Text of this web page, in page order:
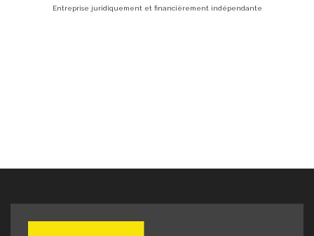
ORVAL SUR SIENNE 50660
Garantie: 805€ Honoraires charges locataires : 644 euros
Entreprise juridiquement et financièrement indépendante